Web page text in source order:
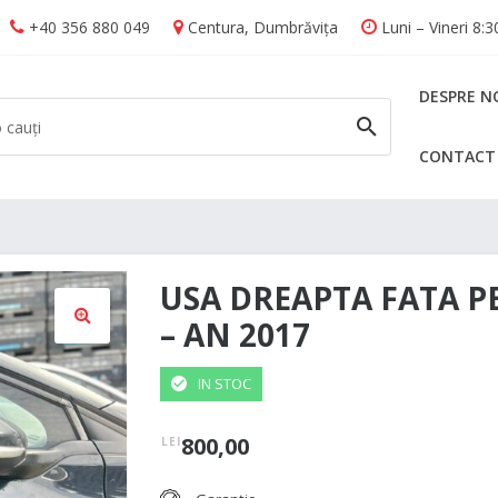
+40 356 880 049 Centura, Dumbrăvița Luni – Vineri
CAUTĂ
DESPRE
CONTACT
🔍
USA DREAPTA FATA
– AN 2017
IN STOC
LEI800,00